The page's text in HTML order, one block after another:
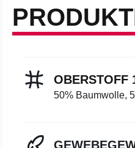
OBERSTOFF
50% Baumwolle,